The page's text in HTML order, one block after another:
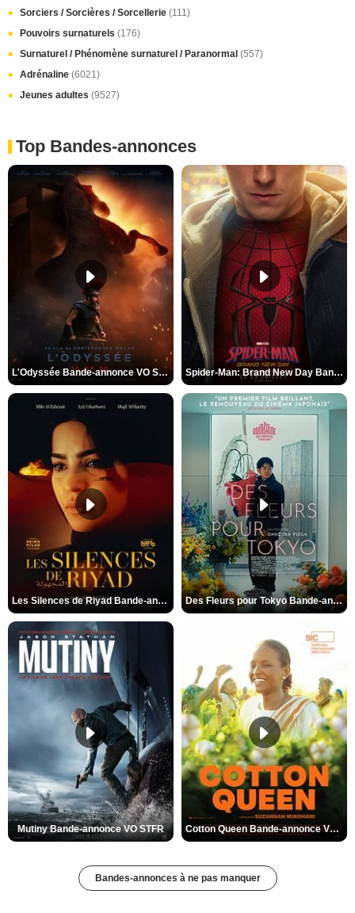
Sorciers / Sorcières / Sorcellerie (111)
Pouvoirs surnaturels (176)
Surnaturel / Phénomène surnaturel / Paranormal (557)
Adrénaline (6021)
Jeunes adultes (9527)
Top Bandes-annonces
L'Odyssée Bande-annonce VO STFR Spider-Man: Brand New Day Bande-annonce VO STFR
Les Silences de Riyad Bande-annonce VO STFR Des Fleurs pour Tokyo Bande-annonce VO STFR
Mutiny Bande-annonce VO STFR Cotton Queen Bande-annonce VO STFR
Bandes-annonces à ne pas manquer